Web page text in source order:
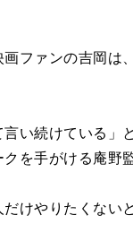
ァンの吉岡は
続けている
手がける庵野
けやりたくな